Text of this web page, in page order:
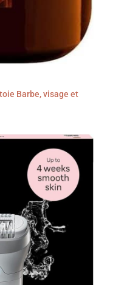
Barbe, visage et